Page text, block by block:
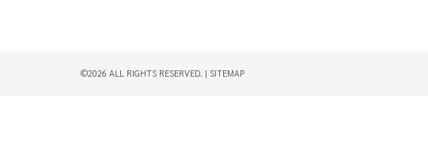
©2026 ALL RIGHTS RESERVED. | SITEMAP